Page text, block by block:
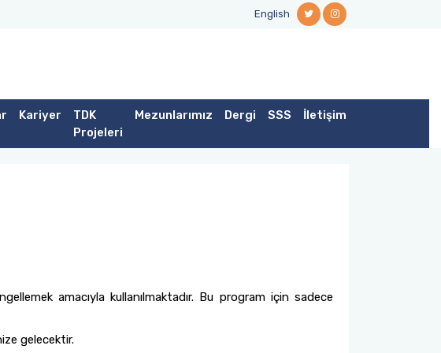
English
Kariyer
TDK
Projeleri
Mezunlarımız Dergi SSS İletişim
amacıyla kullanılmaktadır. Bu program için sadece
gelecektir.